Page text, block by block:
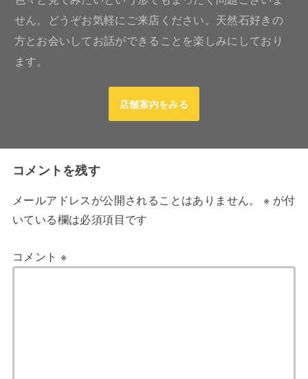
せん。どうぞお気軽にご来店ください。天然石好きの
方とお会いしてお話ができることを楽しみにしており
ます。
店舗案内をみる
コメントを残す
メールアドレスが公開されることはありません。 ※ が付
いている欄は必須項目です
コメント ※